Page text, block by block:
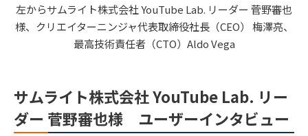
左からサムライト株式会社 YouTube Lab. リーダー 菅野審也
様、クリエイターニンジャ代表取締役社長（CEO） 梅澤亮、
最高技術責任者（CTO）Aldo Vega
サムライト株式会社 YouTube Lab. リー
ダー 菅野審也様 ユーザーインタビュー